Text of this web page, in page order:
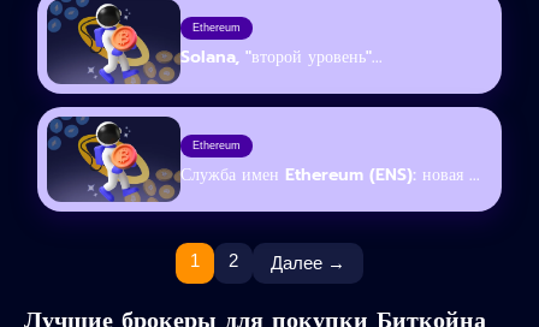
Ethereum
Solana, "второй уровень"...
Ethereum
Служба имен Ethereum (ENS): новая ...
1 2 Далее →